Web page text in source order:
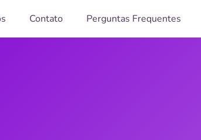
Contato Perguntas Frequentes